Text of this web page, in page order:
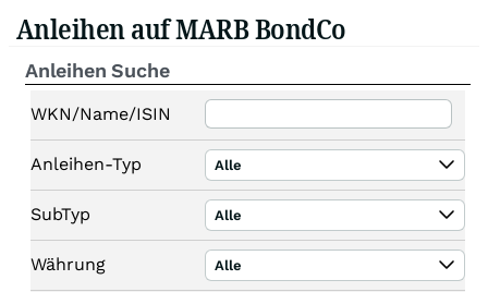
Anleihen auf MARB BondCo
Anleihen Suche
WKN/Name/ISIN
Anleihen-Typ Alle
SubTyp Alle
Währung Alle